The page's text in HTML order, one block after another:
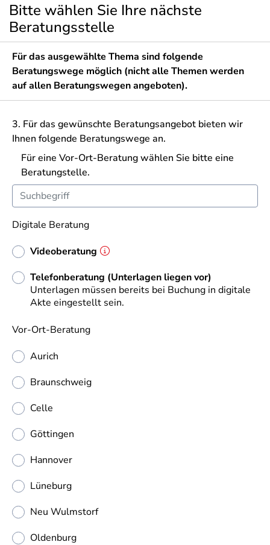
Bitte wählen Sie Ihre nächste
Beratungsstelle
Für das ausgewählte Thema sind folgende
Beratungswege möglich (nicht alle Themen werden
auf allen Beratungswegen angeboten).
3. Für das gewünschte Beratungsangebot bieten wir
Ihnen folgende Beratungswege an.
Für eine Vor-Ort-Beratung wählen Sie bitte eine
Beratungstelle.
Digitale Beratung
Videoberatung
Telefonberatung (Unterlagen liegen vor)
Unterlagen müssen bereits bei Buchung in digitale
Akte eingestellt sein.
Vor-Ort-Beratung
Aurich
Braunschweig
Celle
Göttingen
Hannover
Lüneburg
Neu Wulmstorf
Oldenburg